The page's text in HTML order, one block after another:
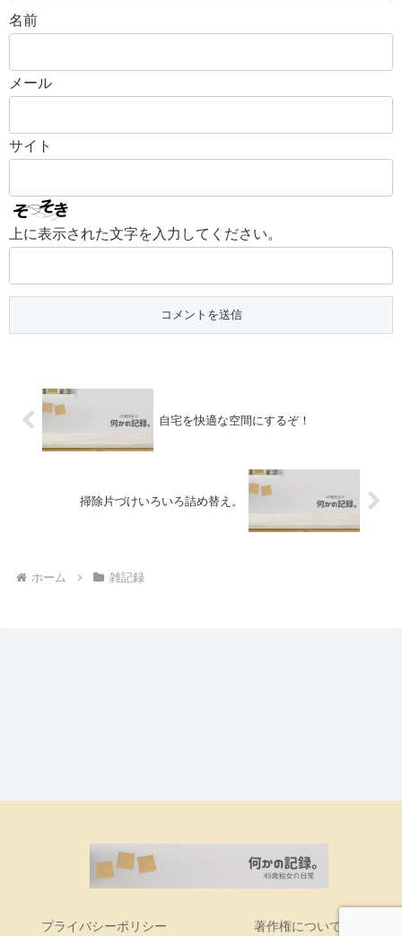
名前
メール
サイト
上に表示された文字を入力してください。
自宅を快適な空間にするぞ！
掃除片づけいろいろ詰め替え。
ホーム 雑記録
プライバシーポリシー 著作権について